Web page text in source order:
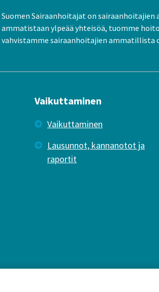
Suomen Sairaanhoitajat on
ammatistaan ylpeää yhteisöä, tuomme
vahvistamme sairaanhoitajien ammatillista
Vaikuttaminen
Vaikuttaminen
Lausunnot, kannanotot ja
raportit